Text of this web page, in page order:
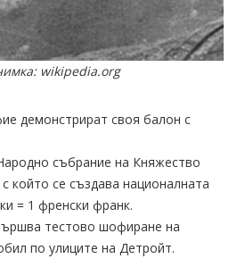
wikipedia.org
демонстрират своя балон с
събрание на Княжество
който се създава националната
= 1 френски франк.
тестово шофиране на
по улиците на Детройт.